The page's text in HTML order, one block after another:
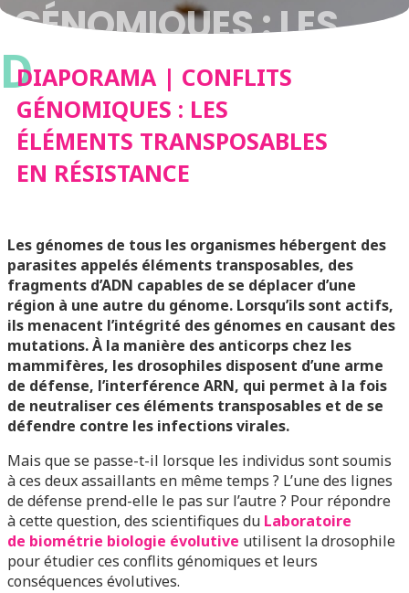
GÉNOMIQUES : LES
ÉLÉMENTS
TRANSPOSABLES EN
RÉSISTANCE
DDIAPORAMA | CONFLITS
GÉNOMIQUES : LES
ÉLÉMENTS TRANSPOSABLES
EN RÉSISTANCE
Les génomes de tous les organismes hébergent des
parasites appelés éléments transposables, des
fragments d’ADN capables de se déplacer d’une
région à une autre du génome. Lorsqu’ils sont actifs,
ils menacent l’intégrité des génomes en causant des
mutations. À la manière des anticorps chez les
mammifères, les drosophiles disposent d’une arme
de défense, l’interférence ARN, qui permet à la fois
de neutraliser ces éléments transposables et de se
défendre contre les infections virales.
Mais que se passe-t-il lorsque les individus sont soumis
à ces deux assaillants en même temps ? L’une des lignes
de défense prend-elle le pas sur l’autre ? Pour répondre
à cette question, des scientifiques du Laboratoire
de biométrie biologie évolutive utilisent la drosophile
pour étudier ces conflits génomiques et leurs
conséquences évolutives.